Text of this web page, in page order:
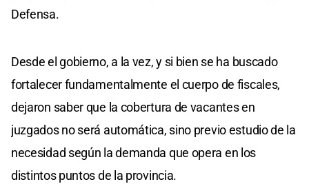
Defensa.
Desde el gobierno, a la vez, y si bien se ha buscado
fortalecer fundamentalmente el cuerpo de fiscales,
dejaron saber que la cobertura de vacantes en
juzgados no será automática, sino previo estudio de la
necesidad según la demanda que opera en los
distintos puntos de la provincia.